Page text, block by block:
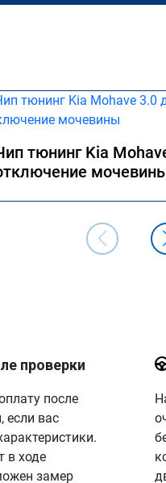
тюнинг Kia
проверки
после
если вас
в ходе
замер